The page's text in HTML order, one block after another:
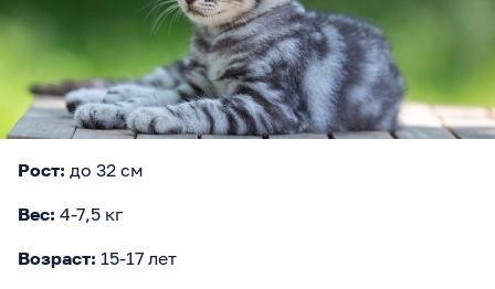
Рост: до 32 см
Вес: 4-7,5 кг
Возраст: 15-17 лет